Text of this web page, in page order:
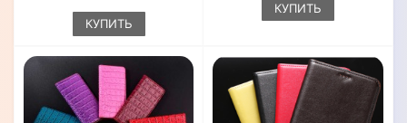
КУПИТЬ
КУПИТЬ